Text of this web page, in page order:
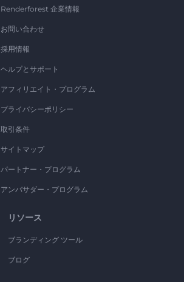
Renderforest 企業情報
お問い合わせ
採用情報
ヘルプとサポート
アフィリエイト・プログラム
プライバシーポリシー
取引条件
サイトマップ
パートナー・プログラム
アンバサダー・プログラム
リソース
ブランディング ツール
ブログ